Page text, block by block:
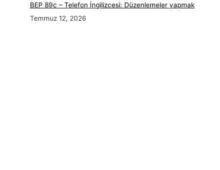
BEP 89c – Telefon İngilizcesi: Düzenlemeler yapmak
Temmuz 12, 2026